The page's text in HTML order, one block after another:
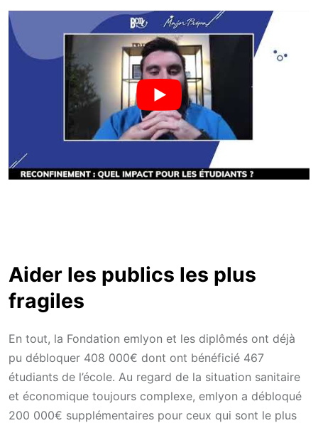
Aider les publics les plus
fragiles
En tout, la Fondation emlyon et les diplômés ont déjà
pu débloquer 408 000€ dont ont bénéficié 467
étudiants de l’école. Au regard de la situation sanitaire
et économique toujours complexe, emlyon a débloqué
200 000€ supplémentaires pour ceux qui sont le plus